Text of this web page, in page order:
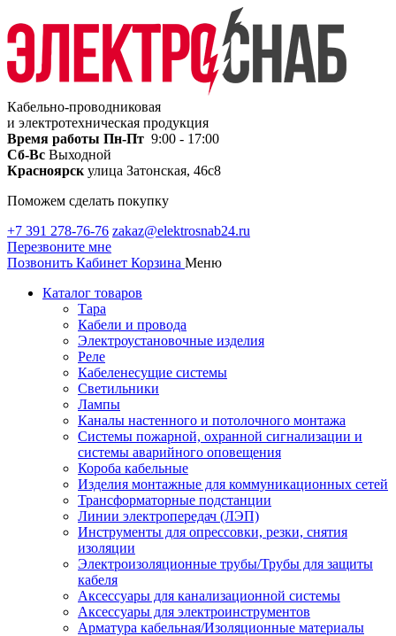
Кабельно-проводниковая
и электротехническая продукция
Время работы Пн-Пт 9:00 - 17:00
Сб-Вс Выходной
Красноярск улица Затонская, 46с8
Поможем сделать покупку
+7 391 278-76-76 zakaz@elektrosnab24.ru
Перезвоните мне
Позвонить Кабинет Корзина Меню
Каталог товаров
Тара
Кабели и провода
Электроустановочные изделия
Реле
Кабеленесущие системы
Светильники
Лампы
Каналы настенного и потолочного монтажа
Системы пожарной, охранной сигнализации и
системы аварийного оповещения
Короба кабельные
Изделия монтажные для коммуникационных сетей
Трансформаторные подстанции
Линии электропередач (ЛЭП)
Инструменты для опрессовки, резки, снятия
изоляции
Электроизоляционные трубы/Трубы для защиты
кабеля
Аксессуары для канализационной системы
Аксессуары для электроинструментов
Арматура кабельная/Изоляционные материалы